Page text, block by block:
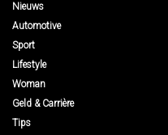
Nieuws
Automotive
Sport
Lifestyle
Woman
Geld & Carrière
Tips